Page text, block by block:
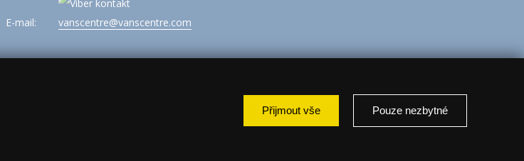
E-mail: vanscentre@vanscentre.com
Přijmout vše Pouze nezbytné